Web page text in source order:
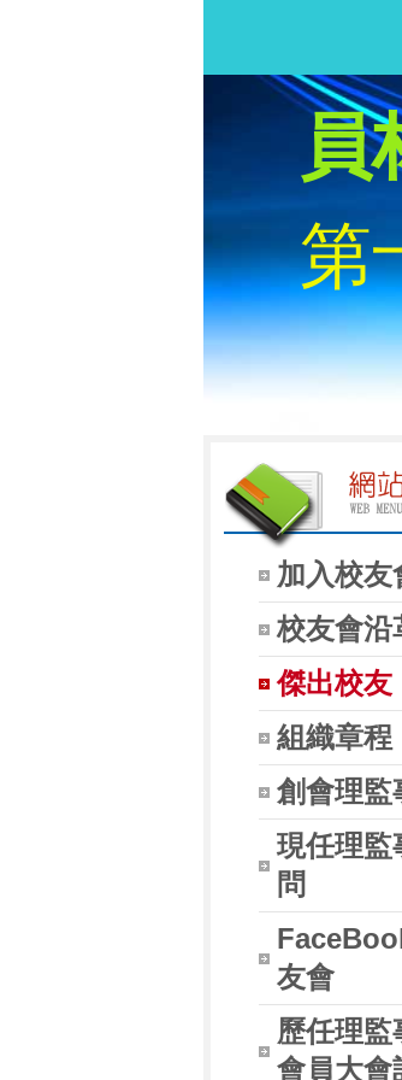
員
第
加入校友
校友會沿
傑出校友
組織章程
創會理監
現任理監
問
友會
歷任理監
會員大會